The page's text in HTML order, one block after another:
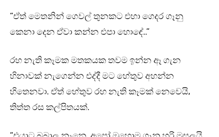
“ඒත් මෙතනින් ගෙවල් තුනකට එහා ගෙදර ගෑනු
කෙනා දෙන ඒවා කන්න එපා හොඳේ..”
රහ නැති කෑමක මතකයක තවම ඉන්න ඈ ගැන
හිනාවක් නැගෙන්න එද්දී මට හේතුව අහන්න
හිතෙනවා. ඒත් හේතුව රහ නැති කෑමක් නෙවෙයි,
තිත්ත රස කල්පිතයක්.